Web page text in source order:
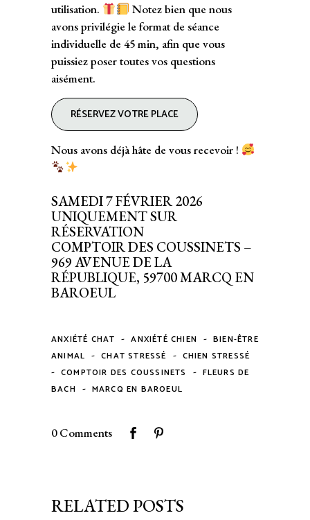
utilisation.
Notez bien que nous
avons privilégie le format de séance
individuelle de 45 min, afin que vous
puissiez poser toutes vos questions
aisément.
RÉSERVEZ VOTRE PLACE
Nous avons déjà hâte de vous recevoir !
SAMEDI 7 FÉVRIER 2026
UNIQUEMENT SUR
RÉSERVATION
COMPTOIR DES COUSSINETS –
969 AVENUE DE LA
RÉPUBLIQUE, 59700 MARCQ EN
BAROEUL
ANXIÉTÉ CHAT - ANXIÉTÉ CHIEN - BIEN-ÊTRE
ANIMAL - CHAT STRESSÉ - CHIEN STRESSÉ
- COMPTOIR DES COUSSINETS - FLEURS DE
BACH - MARCQ EN BAROEUL
0 Comments
RELATED POSTS